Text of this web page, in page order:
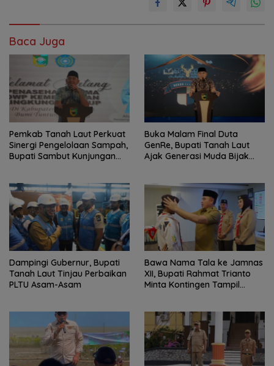
Baca Juga
Pemkab Tanah Laut Perkuat
Sinergi Pengelolaan Sampah,
Bupati Sambut Kunjungan
Buka Malam Final Duta
GenRe, Bupati Tanah Laut
Ajak Generasi Muda Bijak
Dampingi Gubernur, Bupati
Tanah Laut Tinjau Perbaikan
PLTU Asam-Asam
Bawa Nama Tala ke Jamnas
XII, Bupati Rahmat Trianto
Minta Kontingen Tampil